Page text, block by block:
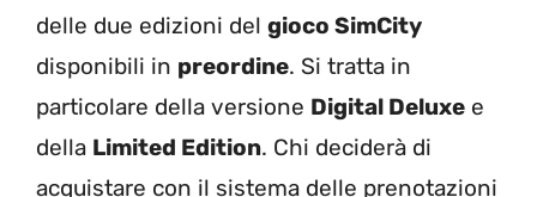
delle due edizioni del gioco SimCity
disponibili in preordine. Si tratta in
particolare della versione Digital Deluxe e
della Limited Edition. Chi deciderà di
acquistare con il sistema delle prenotazioni